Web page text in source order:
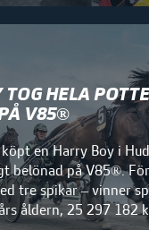
TOG HELA
V85®
en Harry Boy i
belönad på V85®.
tre spikar – vinner
åldern, 25 297 182